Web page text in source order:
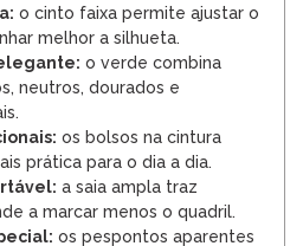
o cinto faixa permite ajustar o
melhor a silhueta.
o verde combina
neutros, dourados e
os bolsos na cintura
prática para o dia a dia.
a saia ampla traz
a marcar menos o quadril.
os pespontos aparentes